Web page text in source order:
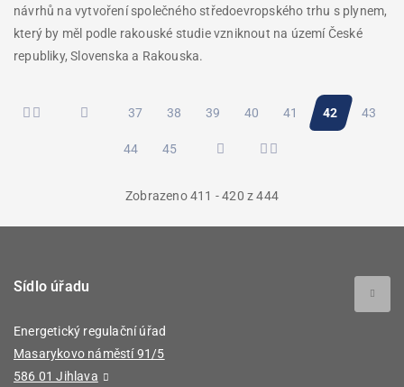
návrhů na vytvoření společného středoevropského trhu s plynem,
který by měl podle rakouské studie vzniknout na území České
republiky, Slovenska a Rakouska.
Stránka
37 Stránka
38 Stránka
39 Stránka
40 Stránka
41 Aktuální
42 43
Stránka
44 Stránka
45
Zobrazeno 411 - 420 z 444
Sídlo úřadu
Energetický regulační úřad
Masarykovo náměstí 91/5
586 01 Jihlava